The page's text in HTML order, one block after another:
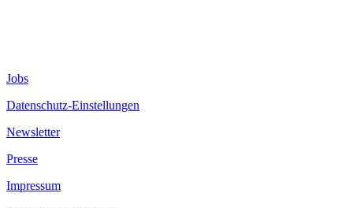
Jobs
Datenschutz-Einstellungen
Newsletter
Presse
Impressum